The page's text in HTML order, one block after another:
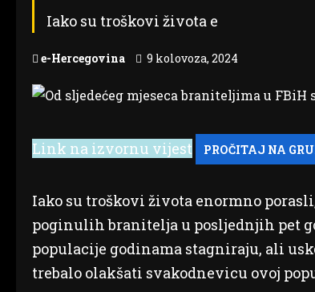
Iako su troškovi života e
e-Hercegovina 9 kolovoza, 2024
Link na izvornu vijest
Iako su troškovi života enormno
poginulih branitelja u posljednjih pet
populacije godinama stagniraju, ali
trebalo olakšati svakodnevicu ovoj